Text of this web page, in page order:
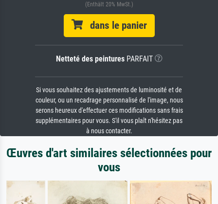
(Enthält 20% MwSt.)
dans le panier
Netteté des peinturesPARFAIT
Si vous souhaitez des ajustements de luminosité et de
couleur, ou un recadrage personnalisé de l'image, nous
serons heureux d'effectuer ces modifications sans frais
supplémentaires pour vous. S'il vous plaît n'hésitez pas
à nous contacter.
Œuvres d'art similaires sélectionnées pour
vous